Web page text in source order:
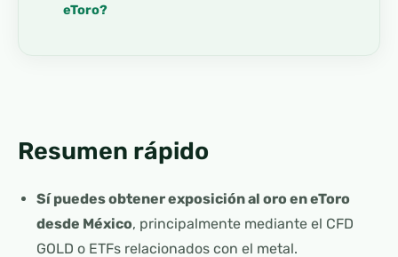
eToro?
Resumen rápido
Sí puedes obtener exposición al oro en eToro
desde México, principalmente mediante el CFD
GOLD o ETFs relacionados con el metal.